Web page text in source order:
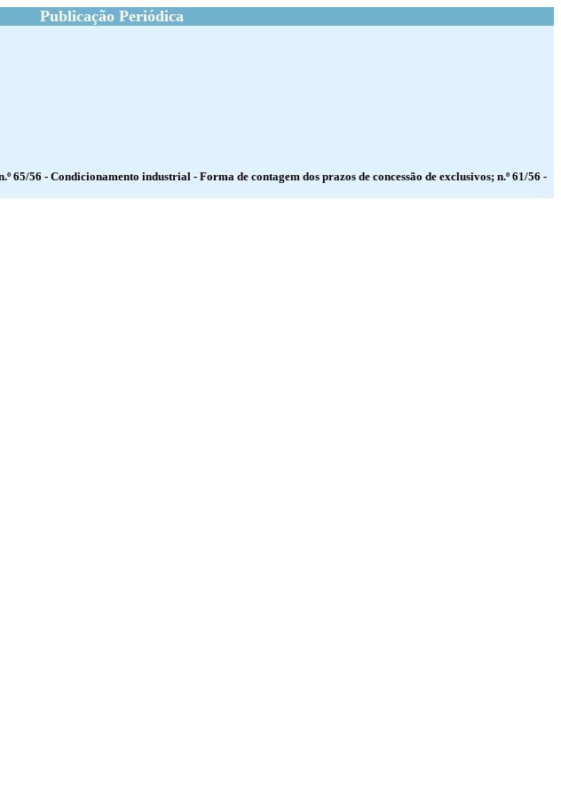
Publicação Periódica
65/56 - Condicionamento industrial - Forma de contagem dos prazos de concessão de exclusivos; n.º 61/56 -